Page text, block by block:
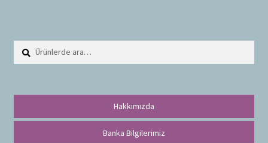
Ara:
Hakkımızda
Banka Bilgilerimiz